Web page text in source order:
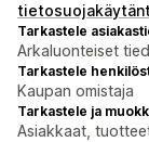
Tarkastele
Arkaluonteiset
Tarkastele
Kaupan omistaja
Tarkastele ja
Asiakkaat,